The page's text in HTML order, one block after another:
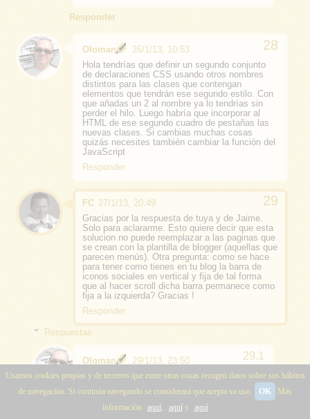
Responder
Oloman
26/1/13, 10:53
Hola tendrías que definir un segundo conjunto
de declaraciones CSS usando otros nombres
distintos para las clases que contengan
elementos que tendrán ese segundo estilo. Con
que añadas un 2 al nombre ya lo tendrías sin
perder el hilo. Luego habría que incorporar al
HTML de ese segundo cuadro de pestañas las
nuevas clases. Si cambias muchas cosas
quizás necesites también cambiar la función del
JavaScript
Responder
FC 27/1/13, 20:49
Gracias por la respuesta de tuya y de Jaime.
Solo para aclararme. Esto quiere decir que esta
solucion no puede reemplazar a las paginas que
se crean con la plantilla de blogger (aquellas que
parecen menús). Otra pregunta: como se hace
para tener como tienes en tu blog la barra de
iconos sociales en vertical y fija de tal forma
que al hacer scroll dicha barra permanece como
fija a la izquierda? Gracias !
Responder
Respuestas
Oloman
29/1/13, 23:50
Pues no sé si se podría hacer algo, pero es
páginas son y Blogger te crea
automáticamente un menú para que se
pueda acceder a ellas y esto es un sistema
Usamos cookies propias y de terceros que entre otras cosas recogen datos sobre sus hábitos
de navegación. Si continúa navegando se considerará que acepta su uso.
OK
Más
información
aquí, aquíy aquí